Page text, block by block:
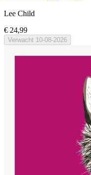
Lee Child
€ 24,99
Verwacht 10-08-2026